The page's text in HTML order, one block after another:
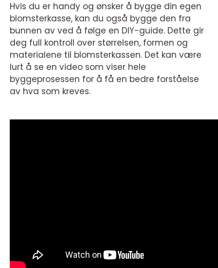
Hvis du er handy og ønsker å bygge din egen
blomsterkasse, kan du også bygge den fra
bunnen av ved å følge en DIY-guide. Dette gir
deg full kontroll over størrelsen, formen og
materialene til blomsterkassen. Det kan være
lurt å se en video som viser hele
byggeprosessen for å få en bedre forståelse
av hva som kreves.